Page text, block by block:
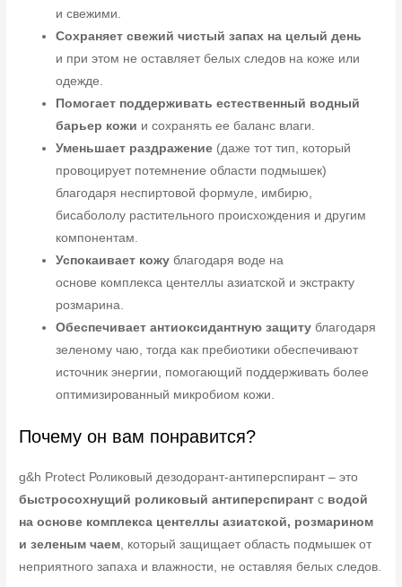
и свежими.
Сохраняет свежий чистый запах на целый день
и при этом не оставляет белых следов на коже или
одежде.
Помогает поддерживать естественный водный
барьер кожи и сохранять ее баланс влаги.
Уменьшает раздражение (даже тот тип, который
провоцирует потемнение области подмышек)
благодаря неспиртовой формуле, имбирю,
бисабололу растительного происхождения и другим
компонентам.
Успокаивает кожу благодаря воде на
основе комплекса центеллы азиатской и экстракту
розмарина.
Обеспечивает антиоксидантную защиту благодаря
зеленому чаю, тогда как пребиотики обеспечивают
источник энергии, помогающий поддерживать более
оптимизированный микробиом кожи.
Почему он вам понравится?
g&h Protect Роликовый дезодорант-антиперспирант – это
быстросохнущий роликовый антиперспирант с водой
на основе комплекса центеллы азиатской, розмарином
и зеленым чаем , который защищает область подмышек от
неприятного запаха и влажности, не оставляя белых следов.